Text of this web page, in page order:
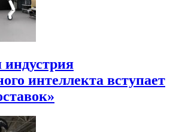
интеллекта вступает